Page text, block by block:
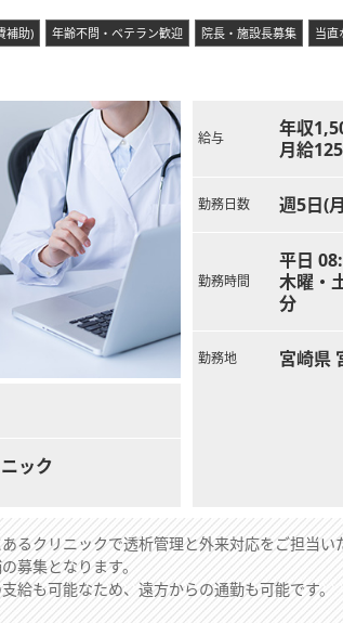
補助) 年齢不問・ベテラン歓迎 院長・施設長募集 当直
ック
給与
年収
月給
勤務日数 週5日(
勤務時間
平日
木曜・
分
勤務地
るクリニックで透析管理と外来対応をご担当い
募集となります。
給も可能なため、遠方からの通勤も可能です。